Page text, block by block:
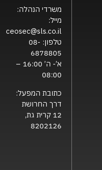
משרדי הנהלה:
מייל:
ceosec@sls.co.il
טלפון: 08-
6878805
א’- ה’ 16:00 –
08:00
כתובת המפעל:
דרך החרושת
12 קרית גת,
8202126